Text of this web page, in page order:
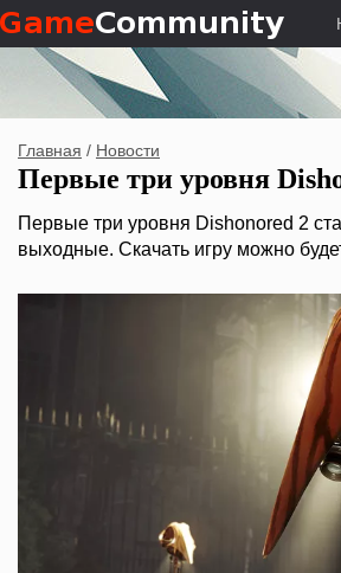
Главная / Новости
Первые три уровня
Первые три уровня Dishonored 2
выходные. Скачать игру можно